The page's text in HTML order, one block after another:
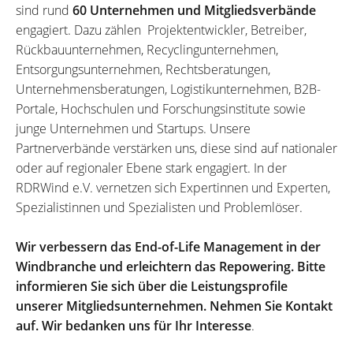
sind rund 60 Unternehmen und Mitgliedsverbände
engagiert. Dazu zählen Projektentwickler, Betreiber,
Rückbauunternehmen, Recyclingunternehmen,
Entsorgungsunternehmen, Rechtsberatungen,
Unternehmensberatungen, Logistikunternehmen, B2B-
Portale, Hochschulen und Forschungsinstitute sowie
junge Unternehmen und Startups. Unsere
Partnerverbände verstärken uns, diese sind auf nationaler
oder auf regionaler Ebene stark engagiert. In der
RDRWind e.V. vernetzen sich Expertinnen und Experten,
Spezialistinnen und Spezialisten und Problemlöser.
Wir verbessern das End-of-Life Management in der
Windbranche und erleichtern das Repowering. Bitte
informieren Sie sich über die Leistungsprofile
unserer Mitgliedsunternehmen. Nehmen Sie Kontakt
auf. Wir bedanken uns für Ihr Interesse.